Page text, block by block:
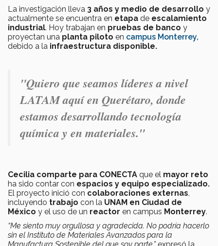
La investigación lleva 3 años y medio de desarrollo y
actualmente se encuentra en etapa de escalamiento
industrial. Hoy trabajan en pruebas de banco y
proyectan una planta piloto en campus Monterrey,
debido a la infraestructura disponible.
"Quiero que seamos líderes a nivel
LATAM aquí en Querétaro, donde
estamos desarrollando tecnología
química y en materiales."
Cecilia comparte para CONECTA que el mayor reto
ha sido contar con espacios y equipo especializado.
El proyecto inició con colaboraciones externas
incluyendo trabajo con la UNAM en Ciudad de
México y el uso de un reactor en campus Monterrey.
“Me siento muy orgullosa y agradecida. No podría hacerlo
sin el Instituto de Materiales Avanzados para la
Manufactura Sostenible del que soy parte.”expresó la